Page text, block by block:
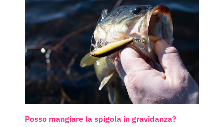
Posso mangiare la spigola in gravidanza?